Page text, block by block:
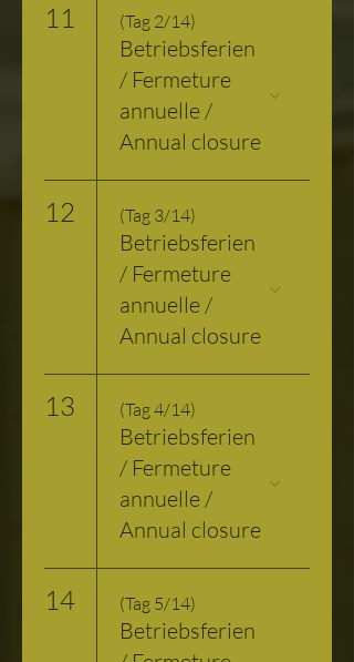
11 (Tag 2/14)
Betriebsferien
/ Fermeture
annuelle /
Annual closure
12 (Tag 3/14)
Betriebsferien
/ Fermeture
annuelle /
Annual closure
13 (Tag 4/14)
Betriebsferien
/ Fermeture
annuelle /
Annual closure
14 (Tag 5/14)
Betriebsferien